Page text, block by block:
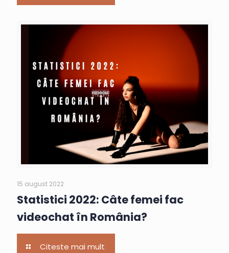
15 august 2022
Statistici 2022: Câte femei fac
videochat în România?
Citeste mai mult